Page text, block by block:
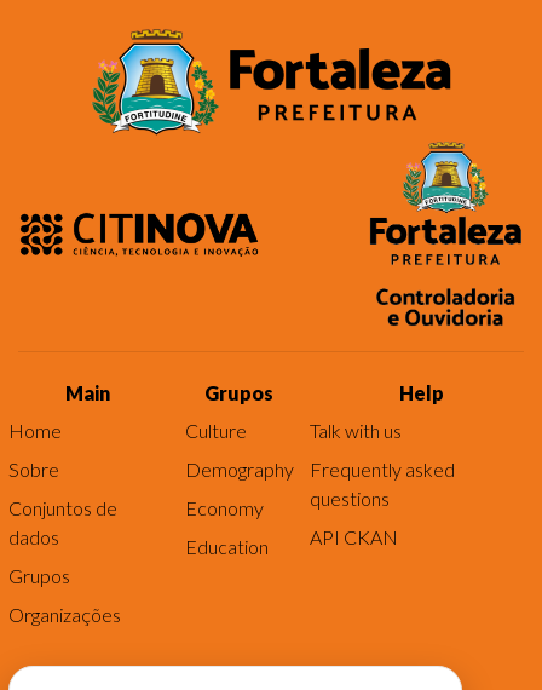
Main
Home
Sobre
Conjuntos de
dados
Grupos
Organizações
Grupos
Culture
Demography
Economy
Education
Help
Talk with us
Frequently asked
questions
API CKAN